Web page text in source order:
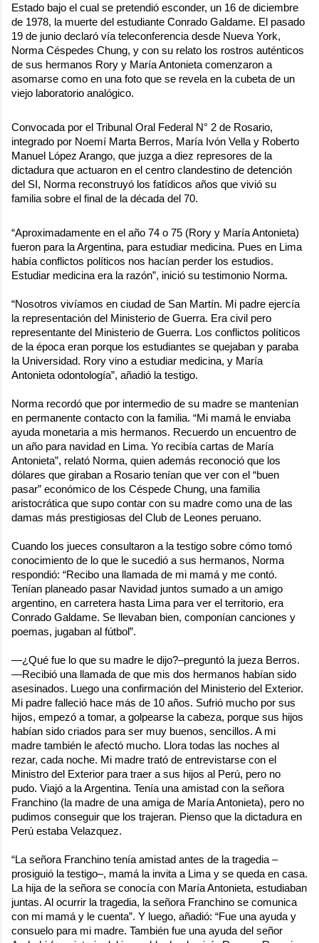
Estado bajo el cual se pretendió esconder, un 16 de diciembre
de 1978, la muerte del estudiante Conrado Galdame. El pasado
19 de junio declaró vía teleconferencia desde Nueva York,
Norma Céspedes Chung, y con su relato los rostros auténticos
de sus hermanos Rory y María Antonieta comenzaron a
asomarse como en una foto que se revela en la cubeta de un
viejo laboratorio analógico.
Convocada por el Tribunal Oral Federal N° 2 de Rosario,
integrado por Noemí Marta Berros, María Ivón Vella y Roberto
Manuel López Arango, que juzga a diez represores de la
dictadura que actuaron en el centro clandestino de detención
del SI, Norma reconstruyó los fatídicos años que vivió su
familia sobre el final de la década del 70.
“Aproximadamente en el año 74 o 75 (Rory y María Antonieta)
fueron para la Argentina, para estudiar medicina. Pues en Lima
había conflictos políticos nos hacían perder los estudios.
Estudiar medicina era la razón”, inició su testimonio Norma.
“Nosotros vivíamos en ciudad de San Martín. Mi padre ejercía
la representación del Ministerio de Guerra. Era civil pero
representante del Ministerio de Guerra. Los conflictos políticos
de la época eran porque los estudiantes se quejaban y paraba
la Universidad. Rory vino a estudiar medicina, y María
Antonieta odontología”, añadió la testigo.
Norma recordó que por intermedio de su madre se mantenían
en permanente contacto con la familia. “Mi mamá le enviaba
ayuda monetaria a mis hermanos. Recuerdo un encuentro de
un año para navidad en Lima. Yo recibía cartas de María
Antonieta”, relató Norma, quien además reconoció que los
dólares que giraban a Rosario tenían que ver con el “buen
pasar” económico de los Céspede Chung, una familia
aristocrática que supo contar con su madre como una de las
damas más prestigiosas del Club de Leones peruano.
Cuando los jueces consultaron a la testigo sobre cómo tomó
conocimiento de lo que le sucedió a sus hermanos, Norma
respondió: “Recibo una llamada de mi mamá y me contó.
Tenían planeado pasar Navidad juntos sumado a un amigo
argentino, en carretera hasta Lima para ver el territorio, era
Conrado Galdame. Se llevaban bien, componían canciones y
poemas, jugaban al fútbol”.
―¿Qué fue lo que su madre le dijo?–preguntó la jueza Berros.
―Recibió una llamada de que mis dos hermanos habían sido
asesinados. Luego una confirmación del Ministerio del Exterior.
Mi padre falleció hace más de 10 años. Sufrió mucho por sus
hijos, empezó a tomar, a golpearse la cabeza, porque sus hijos
habían sido criados para ser muy buenos, sencillos. A mi
madre también le afectó mucho. Llora todas las noches al
rezar, cada noche. Mi madre trató de entrevistarse con el
Ministro del Exterior para traer a sus hijos al Perú, pero no
pudo. Viajó a la Argentina. Tenía una amistad con la señora
Franchino (la madre de una amiga de María Antonieta), pero no
pudimos conseguir que los trajeran. Pienso que la dictadura en
Perú estaba Velazquez.
“La señora Franchino tenía amistad antes de la tragedia –
prosiguió la testigo–, mamá la invita a Lima y se queda en casa.
La hija de la señora se conocía con María Antonieta, estudiaban
juntas. Al ocurrir la tragedia, la señora Franchino se comunica
con mi mamá y le cuenta”. Y luego, añadió: “Fue una ayuda y
consuelo para mi madre. También fue una ayuda del señor